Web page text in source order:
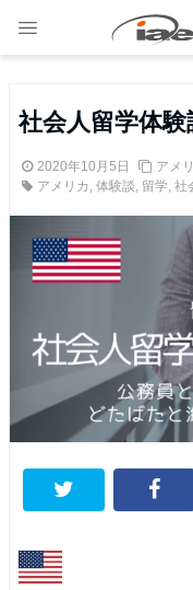
社会人留学体験
2020年10月5日 アメ
アメリカ , 体験談, 留学, 社